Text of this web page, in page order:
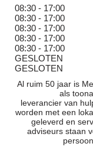
08:30 - 17:00
08:30 - 17:00
08:30 - 17:00
08:30 - 17:00
08:30 - 17:00
GESLOTEN
GESLOTEN
Al ruim 50 jaar is
als
leverancier van
worden met een
geleverd en
adviseurs staan